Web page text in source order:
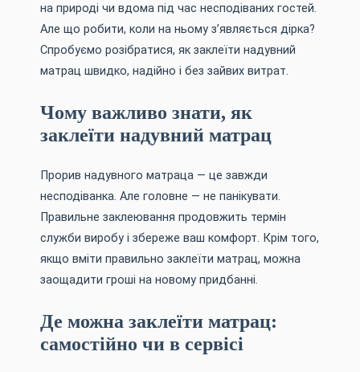
на природі чи вдома під час несподіваних гостей.
Але що робити, коли на ньому з’являється дірка?
Спробуємо розібратися, як заклеїти надувний
матрац швидко, надійно і без зайвих витрат.
Чому важливо знати, як
заклеїти надувний матрац
Прорив надувного матраца — це завжди
несподіванка. Але головне — не панікувати.
Правильне заклеювання продовжить термін
служби виробу і збереже ваш комфорт. Крім того,
якщо вміти правильно заклеїти матрац, можна
заощадити гроші на новому придбанні.
Де можна заклеїти матрац:
самостійно чи в сервісі